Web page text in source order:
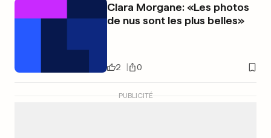
Clara Morgane: «Les photos
de nus sont les plus belles»
2 0
PUBLICITÉ